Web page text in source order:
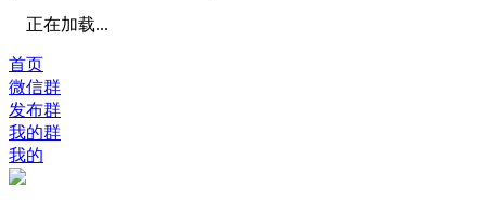
正在加载...
首页
微信群
发布群
我的群
我的